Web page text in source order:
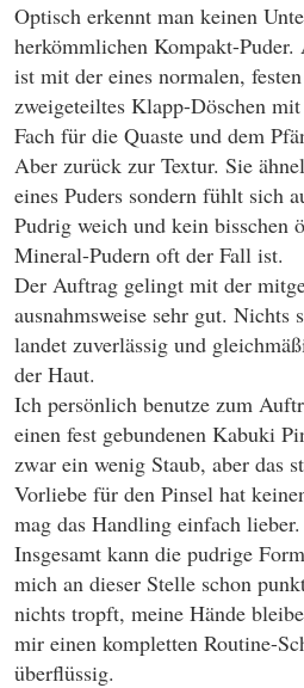
Optisch erkennt man keinen
herkömmlichen Kompakt-Puder.
ist mit der eines normalen,
zweigeteiltes Klapp-Döschen
Fach für die Quaste und dem
Aber zurück zur Textur. Sie
eines Puders sondern fühlt sich
Pudrig weich und kein bisschen
Mineral-Pudern oft der Fall ist.
Der Auftrag gelingt mit der
ausnahmsweise sehr gut. Nichts
landet zuverlässig und
der Haut.
Ich persönlich benutze zum
einen fest gebundenen Kabuki
zwar ein wenig Staub, aber das
Vorliebe für den Pinsel hat
mag das Handling einfach lieber.
Insgesamt kann die pudrige
mich an dieser Stelle schon
nichts tropft, meine Hände
mir einen kompletten Routine-
überflüssig.